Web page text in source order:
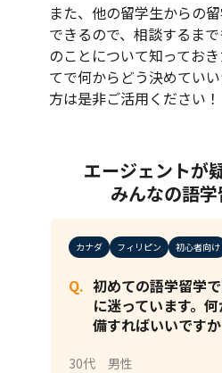
また、他の留学生からの
できるので、相談するま
のことについて知ってお
てで何からどう決めてい
方は是非ご活用ください！
エージェントが
みんなの語
カナダ フィリピン 初心者向け
初めての語学留学
に迷っています。
備すればいいですか
30代 男性